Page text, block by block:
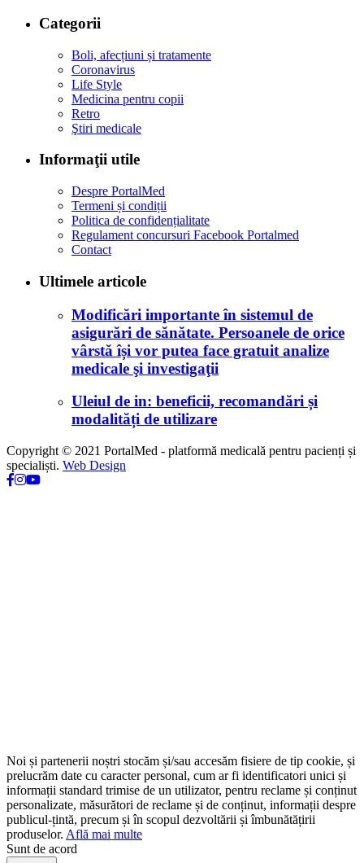
Categorii
Boli, afecțiuni și tratamente
Coronavirus
Life Style
Medicina pentru copii
Retro
Ştiri medicale
Informaţii utile
Despre PortalMed
Termeni și condiții
Politica de confidențialitate
Regulament concursuri Facebook Portalmed
Contact
Ultimele articole
Modificări importante în sistemul de
asigurări de sănătate. Persoanele de orice
vârstă își vor putea face gratuit analize
medicale şi investigaţii
Uleiul de in: beneficii, recomandări și
modalități de utilizare
Copyright © 2021 PortalMed - platformă medicală pentru pacienți și
specialiști. Web Design
Noi și partenerii noștri stocăm și/sau accesăm fisiere de tip cookie, și
prelucrăm date cu caracter personal, cum ar fi identificatori unici și
informații standard trimise de un utilizator, pentru reclame și conținut
personalizate, măsurători de reclame și de conținut, informații despre
publicul-țintă, precum și în scopul dezvoltării și îmbunătățirii
produselor. Află mai multe
Sunt de acord